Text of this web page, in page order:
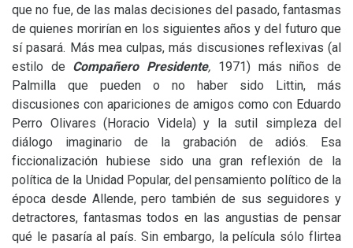
que no fue, de las malas decisiones del pasado, fantasmas
de quienes morirían en los siguientes años y del futuro que
sí pasará. Más mea culpas, más discusiones reflexivas (al
estilo de Compañero Presidente, 1971) más niños de
Palmilla que pueden o no haber sido Littin, más
discusiones con apariciones de amigos como con Eduardo
Perro Olivares (Horacio Videla) y la sutil simpleza del
diálogo imaginario de la grabación de adiós. Esa
ficcionalización hubiese sido una gran reflexión de la
política de la Unidad Popular, del pensamiento político de la
época desde Allende, pero también de sus seguidores y
detractores, fantasmas todos en las angustias de pensar
qué le pasaría al país. Sin embargo, la película sólo flirtea